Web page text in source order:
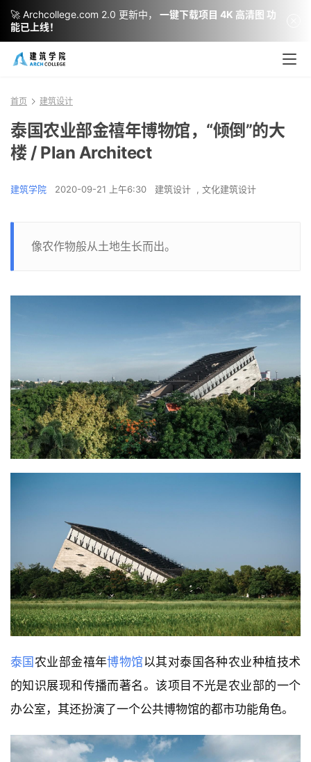
首页 建筑设计
泰国农业部金禧年博物馆，“倾倒”的大
楼 / Plan Architect
建筑学院 2020-09-21 上午6:30 建筑设计 , 文化建筑设计
像农作物般从土地生长而出。
泰国 农业部金禧年博物馆以其对泰国各种农业种植技术
的知识展现和传播而著名。该项目不光是农业部的一个
办公室，其还扮演了一个公共博物馆的都市功能角色。
🚀 Archcollege.com 2.0 更新中，
一键下载项目 4K 高清图 功
能已上线！